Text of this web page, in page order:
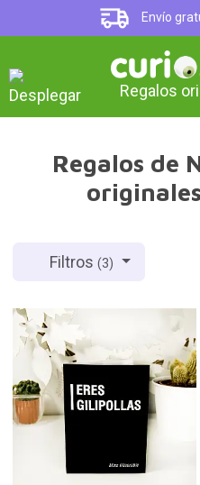
Envío
Regalos
Regalos de
Filtros(3)